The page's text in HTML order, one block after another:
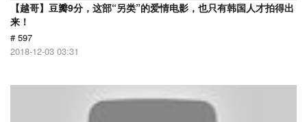
【越哥】豆瓣9分，这部“另类”的爱情电影，也只有韩国人才拍得出
来！
# 597
2018-12-03 03:31